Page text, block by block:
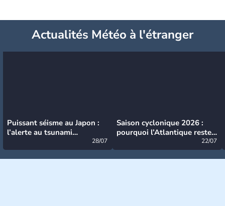
Actualités Météo à l'étranger
Puissant séisme au Japon :
l’alerte au tsunami
28/07
Saison cyclonique 2026 :
pourquoi l’Atlantique reste
22/07